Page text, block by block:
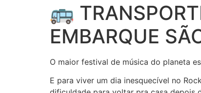
🚌
EMBARQUE
O maior festival de música do planeta
E para viver um dia inesquecível no